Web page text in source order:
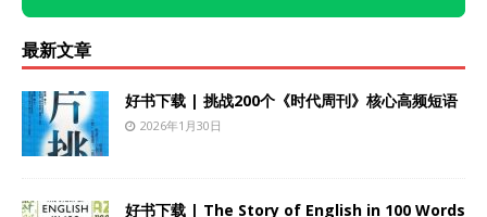
最新文章
好书下载 | 挑战200个《时代周刊》核心高频短语
2026年1月30日
好书下载 | The Story of English in 100 Words